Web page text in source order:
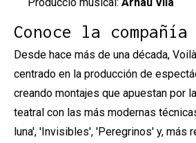
Conoce la compañía
Desde hace más de una década,
centrado en la producción de
creando montajes que apuestan por
teatral con las más modernas
luna', 'Invisibles', 'Peregrinos' y, más